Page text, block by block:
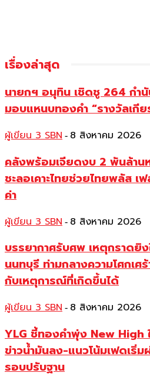
เรื่องล่าสุด
นายกฯ อนุทิน เชิดชู 264 กำ
มอบแหนบทองคำ “รางวัลเกี
ผู้เขียน 3 SBN - 8 สิงหาคม 2026
คลังพร้อมเจียดงบ 2 พันล้าน
ชะลอเคาะไทยช่วยไทยพลัส เ
ค่า
ผู้เขียน 3 SBN - 8 สิงหาคม 2026
บรรยากาศรับศพ เหตุกราดยิ
นนทบุรี ท่ามกลางความโศกเศร้
กับเหตุการณ์ที่เกิดขึ้นได้
ผู้เขียน 3 SBN - 8 สิงหาคม 2026
YLG ชี้ทองคำพุ่ง New High
ข่าวน้ำมันลง-แนวโน้มเฟดเริ่
รอบปรับฐาน